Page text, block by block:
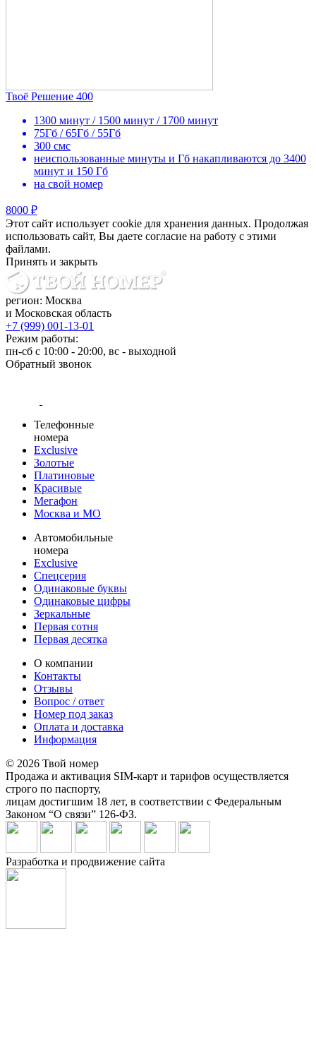
Твоё Решение 400
1300 минут / 1500 минут / 1700 минут
75Гб / 65Гб / 55Гб
300 смс
неиспользованные минуты и Гб накапливаются до 3400
минут и 150 Гб
на свой номер
8000 ₽
Этот сайт использует cookie для хранения данных. Продолжая
использовать сайт, Вы даете согласие на работу с этими
файлами.
Принять и закрыть
регион: Москва
и Московская область
+7 (999) 001-13-01
Режим работы:
пн-сб с 10:00 - 20:00, вс - выходной
Обратный звонок
Телефонные
номера
Exclusive
Золотые
Платиновые
Красивые
Мегафон
Москва и МО
Автомобильные
номера
Exclusive
Спецсерия
Одинаковые буквы
Одинаковые цифры
Зеркальные
Первая сотня
Первая десятка
О компании
Контакты
Отзывы
Вопрос / ответ
Номер под заказ
Оплата и доставка
Информация
© 2026 Твой номер
Продажа и активация SIM-карт и тарифов осуществляется
строго по паспорту,
лицам достигшим 18 лет, в соответствии с Федеральным
Законом “О связи” 126-ФЗ.
Разработка и продвижение сайта